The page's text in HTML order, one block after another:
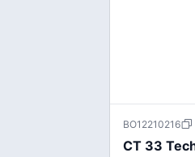
BO12210216
CT 33